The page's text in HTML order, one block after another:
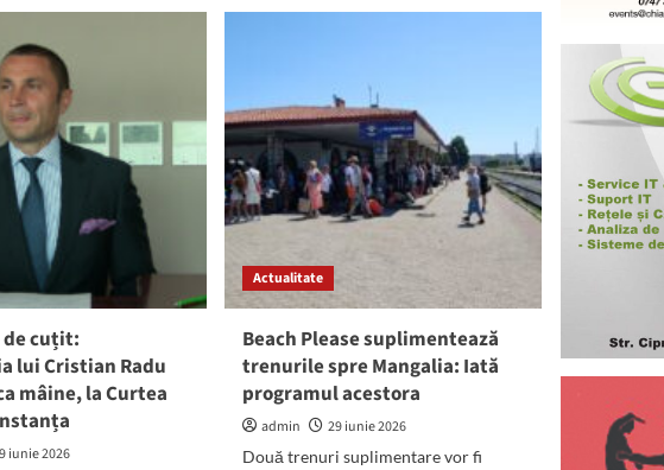
de cuțit:
lui Cristian Radu
mâine, la Curtea
iunie 2026
Actualitate
Beach Please suplimentează
trenurile spre Mangalia: Iată
programul acestora
admin
29 iunie 2026
Două trenuri suplimentare vor fi